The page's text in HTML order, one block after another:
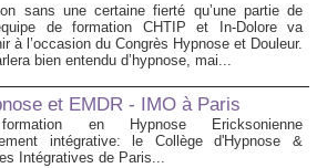
sans une certaine fierté qu’une partie de
de formation CHTIP et In-Dolore va
à l’occasion du Congrès Hypnose et Douleur.
bien entendu d’hypnose, mai...
et EMDR - IMO à Paris
en Hypnose Ericksonienne
intégrative: le Collège d'Hypnose &
Intégratives de Paris...